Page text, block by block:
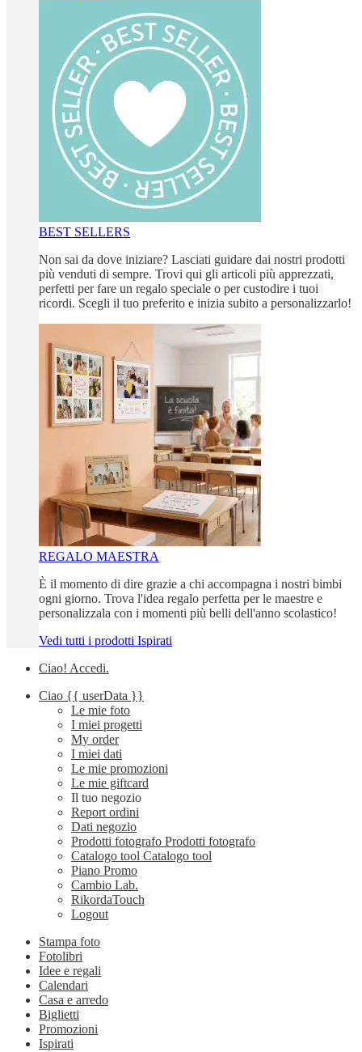
BEST SELLERS
Non sai da dove iniziare? Lasciati guidare dai nostri prodotti
più venduti di sempre. Trovi qui gli articoli più apprezzati,
perfetti per fare un regalo speciale o per custodire i tuoi
ricordi. Scegli il tuo preferito e inizia subito a personalizzarlo!
REGALO MAESTRA
È il momento di dire grazie a chi accompagna i nostri bimbi
ogni giorno. Trova l'idea regalo perfetta per le maestre e
personalizzala con i momenti più belli dell'anno scolastico!
Vedi tutti i prodotti Ispirati
Ciao! Accedi.
Ciao {{ userData }}
Le mie foto
I miei progetti
My order
I miei dati
Le mie promozioni
Le mie giftcard
Il tuo negozio
Report ordini
Dati negozio
Prodotti fotografo Prodotti fotografo
Catalogo tool Catalogo tool
Piano Promo
Cambio Lab.
RikordaTouch
Logout
Stampa foto
Fotolibri
Idee e regali
Calendari
Casa e arredo
Biglietti
Promozioni
Ispirati